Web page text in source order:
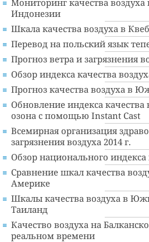
Индонезии
Шкала качества воздуха в
Перевод на польский язык
Прогноз ветра и загрязнения
Обзор индекса качества
Прогноз качества воздуха в
Обновление индекса качества
озона с помощью Instant Cast
Всемирная организация
загрязнения воздуха 2014 г.
Обзор национального
Сравнение шкал качества
Америке
Шкалы качества воздуха в
Таиланд
Качество воздуха на
реальном времени